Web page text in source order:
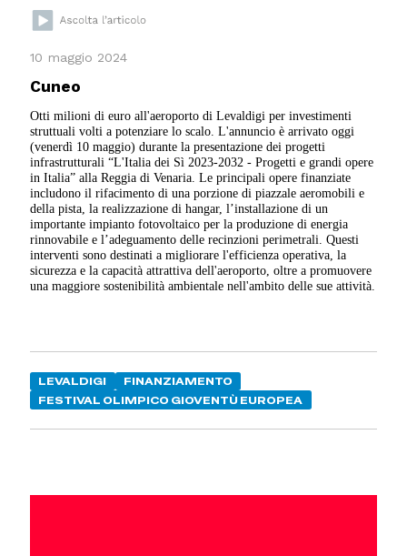
10 maggio 2024
Cuneo
Otti milioni di euro all'aeroporto di Levaldigi per investimenti
struttuali volti a potenziare lo scalo. L'annuncio è arrivato oggi
(venerdì 10 maggio) durante la presentazione dei progetti
infrastrutturali “L'Italia dei Sì 2023-2032 - Progetti e grandi opere
in Italia” alla Reggia di Venaria. Le principali opere finanziate
includono il rifacimento di una porzione di piazzale aeromobili e
della pista, la realizzazione di hangar, l’installazione di un
importante impianto fotovoltaico per la produzione di energia
rinnovabile e l’adeguamento delle recinzioni perimetrali. Questi
interventi sono destinati a migliorare l'efficienza operativa, la
sicurezza e la capacità attrattiva dell'aeroporto, oltre a promuovere
una maggiore sostenibilità ambientale nell'ambito delle sue attività.
LEVALDIGI
FINANZIAMENTO
FESTIVAL OLIMPICO GIOVENTÙ EUROPEA